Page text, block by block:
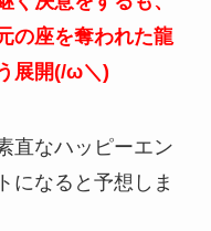
の座を奪われた龍
展開(/ω＼)
直なハッピーエン
になると予想しま